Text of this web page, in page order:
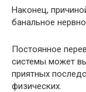
Наконец,
банальное
Постоянное
системы может
приятных
физических.